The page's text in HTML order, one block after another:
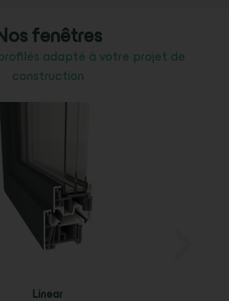
fenêtres
adapté à votre projet de
construction
Linear